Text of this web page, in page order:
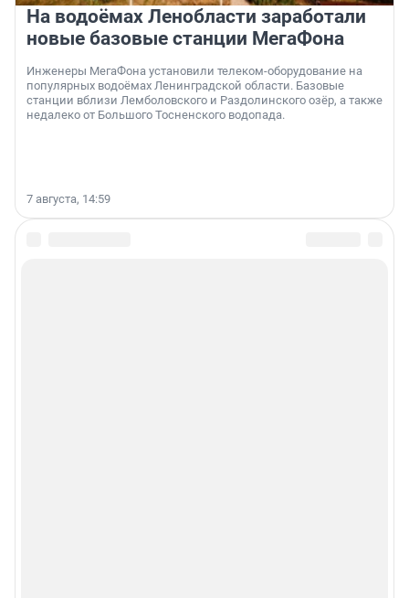
На водоёмах Ленобласти заработали
новые базовые станции МегаФона
Инженеры МегаФона установили телеком-оборудование на
популярных водоёмах Ленинградской области. Базовые
станции вблизи Лемболовского и Раздолинского озёр, а также
недалеко от Большого Тосненского водопада.
7 августа, 14:59